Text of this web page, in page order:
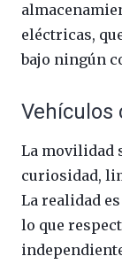
eléctricas,
bajo ningún
Vehículos
La movilidad
curiosidad,
La realidad
lo que